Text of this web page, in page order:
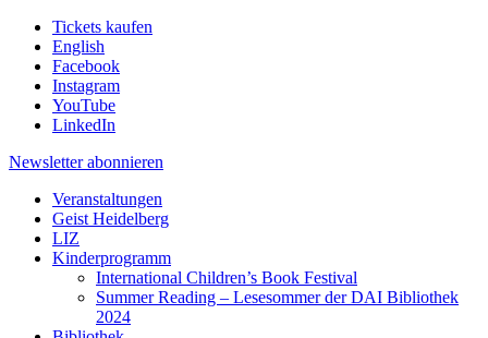
Tickets kaufen
English
Facebook
Instagram
YouTube
LinkedIn
Newsletter abonnieren
Veranstaltungen
Geist Heidelberg
LIZ
Kinderprogramm
International Children’s Book Festival
Summer Reading – Lesesommer der DAI Bibliothek
2024